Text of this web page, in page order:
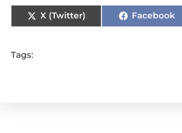
X (Twitter) Facebook
Tags: